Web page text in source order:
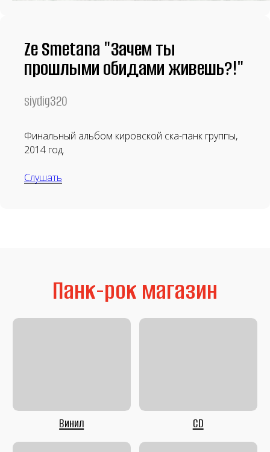
Ze Smetana "Зачем ты
прошлыми обидами живешь?!"
siydig320
Финальный альбом кировской ска-панк группы,
2014 год.
Слушать
Литература Second Hand